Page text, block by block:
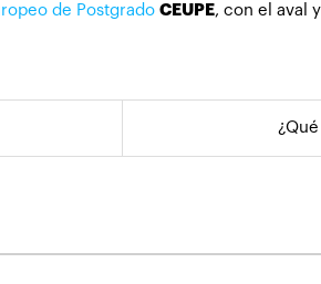
de Postgrado CEUPE, con el aval